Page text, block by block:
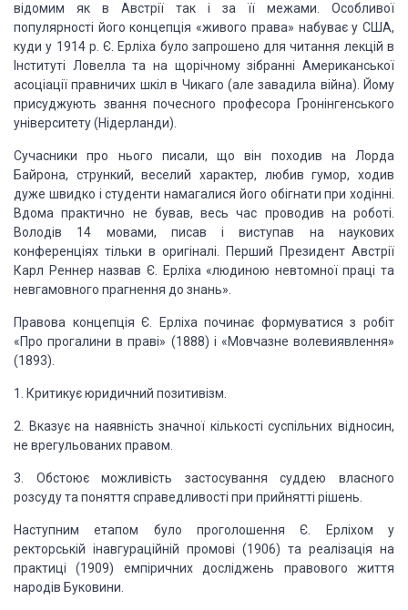
відомим як в Австрії так і за її меж­ами. Особливої
популярності його концепція «живого права» набуває у США,
куди у 1914 р. Є. Ерліха було запрошено для читання лекцій в
Інституті Ловелла та на щорічномузібранні Американської
асоціації правничих шкіл в Чикаго (але завадила війна).
Йому
присуджують зван­ня почесного професора Гронінгенського
університету(Нідерланди).
Сучасники про нього писали, що він походив на Лорда
Байрона, стрункий, веселий характер, любив гумор, ходив
дуже швидко і студенти намагалися його обігнати при ходінні.
Вдома практично не бував, весь час проводив на роботі.
Володів 14 мовами, писав і виступав на науко­вих
конференціях тільки в оригіналі. Перший Президент Австрії
Карл Реннер назвав Є. Ерліха «людиною невтомної праці та
невгамовного прагнення до знань».
Правова концепція Є. Ерліха починає формуватися з робіт
«Про прогалини в праві» (1888) і «Мовчазне волевиявлення»
(1893).
1. Кри­тикує юридичний позитивізм.
2. Вказує на наявність значної кількості суспільних відносин,
не врегульованих правом.
3. Обстоює можливість застосування суддею власного
розсуду та поняття справедливості при прийнятті рішень.
Наступним етапом було проголошення Є. Ерліхом у
ректорській інавгураційній промові (1906) та реалізація на
практиці (1909) емпі­ричних досліджень правового життя
народів Буковини.